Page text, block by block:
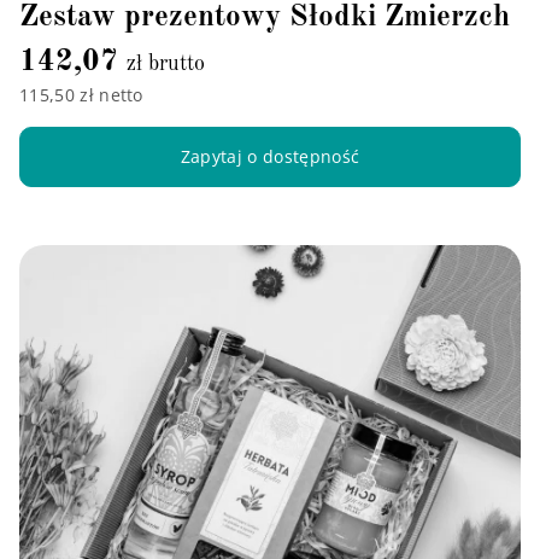
Zestaw prezentowy Słodki Zmierzch
142,07 zł brutto
115,50 zł netto
Zapytaj o dostępność